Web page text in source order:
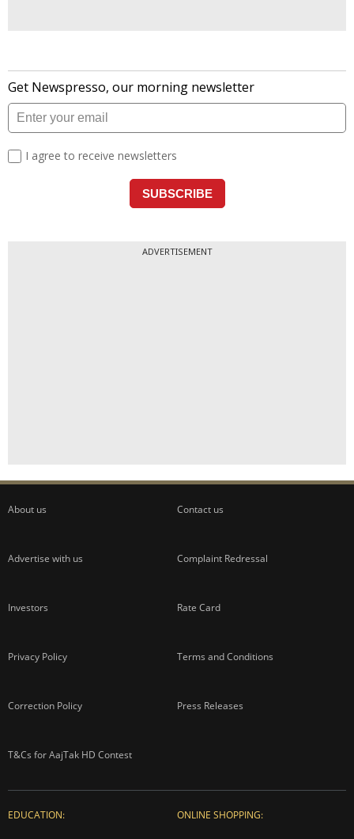
ADVERTISEMENT
About us Contact us
Advertise with us Complaint Redressal
Investors Rate Card
Privacy Policy Terms and Conditions
Correction Policy Press Releases
T&Cs for AajTak HD Contest
EDUCATION: ONLINE SHOPPING: